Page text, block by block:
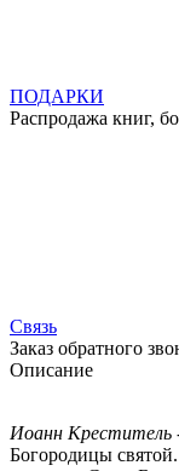
ПОДАРКИ
Распродажа книг,
Связь
Заказ обратного
Описание
Иоанн Креститель
Богородицы